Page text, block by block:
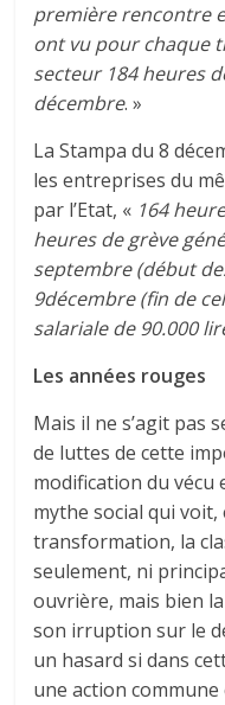
première rencontre
ont vu pour chaque
secteur 184 heures
décembre. »
La Stampa du 8
les entreprises du
par l’Etat, « 164
heures de grève
septembre (début
9décembre (fin de
salariale de 90.000
Les années rouges
Mais il ne s’agit pas
de luttes de cette
modification du vécu
mythe social qui
transformation, la
seulement, ni
ouvrière, mais bien
son irruption sur le
un hasard si dans
une action